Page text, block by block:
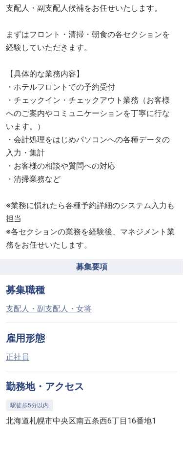
支配人・副支配人候補をお任せいたします。
まずはフロント・清掃・朝食の各セクションを
経験していただきます。
【具体的な業務内容】
・ホテルフロントでの予約受付
・チェックイン・チェックアウト業務（お客様
へのご案内やコミュニケーションを丁寧に行な
います。）
・会計処理をはじめパソコンへの各種データの
入力・集計
・お客様の相談や質問への対応
・清掃業務など
※業務に慣れたら各種予約詳細のシステム入力も
担当
※各セクションの業務を経験後、マネジメント業
務をお任せいたします。
募集要項
募集職種
支配人・副支配人・女将
雇用形態
正社員
勤務地・アクセス
駅徒歩5分以内
北海道札幌市中央区南五条西6丁目16番地1